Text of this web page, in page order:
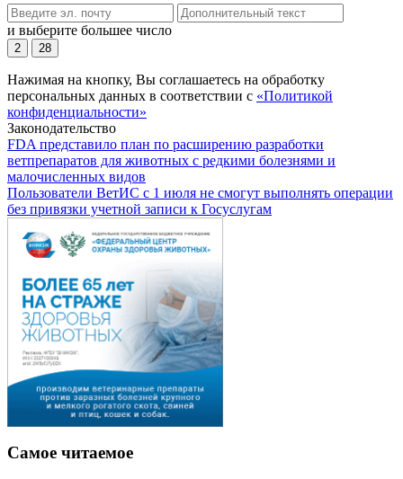
и выберите большее число
2 28
Нажимая на кнопку, Вы соглашаетесь на обработку
персональных данных в соответствии с «Политикой
конфиденциальности»
Законодательство
FDA представило план по расширению разработки
ветпрепаратов для животных с редкими болезнями и
малочисленных видов
Пользователи ВетИС с 1 июля не смогут выполнять операции
без привязки учетной записи к Госуслугам
Самое читаемое